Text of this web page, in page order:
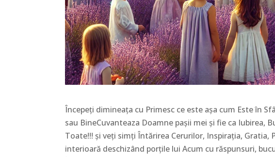
Începeți dimineața cu Primesc ce este așa cum Este în
sau BineCuvanteaza Doamne pașii mei și fie ca Iubirea,
Toate!!! și veți simți Întărirea Cerurilor, Inspirația, Gratia,
interioară deschizând porțile lui Acum cu răspunsuri,